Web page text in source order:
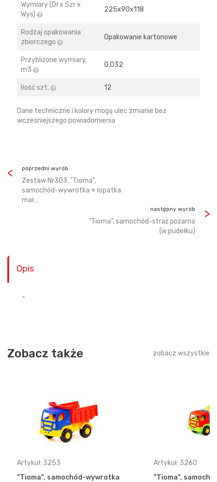
Wymiary (Dł x Szr x
Wys)
225х90х118
Rodzaj opakowania
zbiorczego
Opakowanie kartonowe
Przybliżone wymiary,
m3
0,032
Iłość szt. 12
Dane techniczne i kolory mogą ulec zmianie bez
wcześniejszego powiadomienia
poprzedni wyrób
Zestaw Nr303: "Tioma",
samochód-wywrotka + łopatka
mał…
następny wyrób
"Tioma", samochód-straż pożarna
(w pudełku)
Opis
-
Zobacz także zobacz wszystkie
Artykuł: 3253
"Tioma", samochód-wywrotka
Artykuł: 3260
"Tioma",